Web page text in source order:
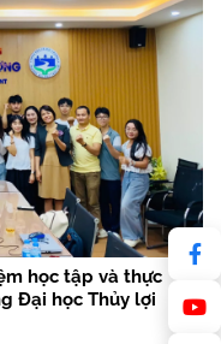
học tập và thực
Đại học Thủy lợi